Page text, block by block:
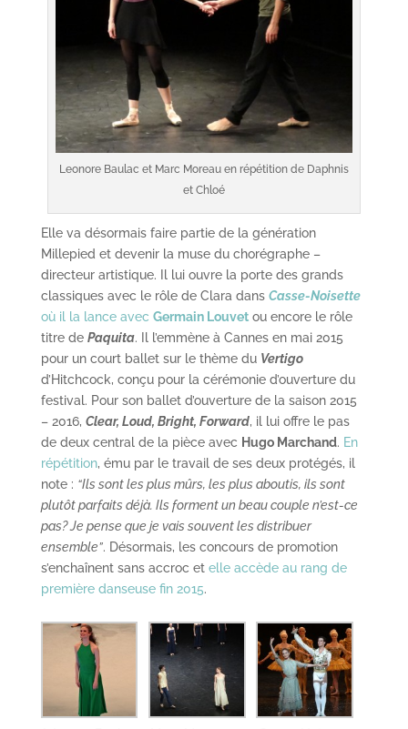
Leonore Baulac et Marc Moreau en répétition de Daphnis
et Chloé
Elle va désormais faire partie de la génération
Millepied et devenir la muse du chorégraphe –
directeur artistique. Il lui ouvre la porte des grands
classiques avec le rôle de Clara dans Casse-Noisette
où il la lance avec Germain Louvetou encore le rôle
titre de Paquita. Il l’emmène à Cannes en mai 2015
pour un court ballet sur le thème du Vertigo
d’Hitchcock, conçu pour la cérémonie d’ouverture du
festival. Pour son ballet d’ouverture de la saison 2015
– 2016, Clear, Loud, Bright, Forward, il lui offre le pas
de deux central de la pièce avec Hugo Marchand. En
répétition, ému par le travail de ses deux protégés, il
note : “Ils sont les plus mûrs, les plus aboutis, ils sont
plutôt parfaits déjà. Ils forment un beau couple n’est-ce
pas? Je pense que je vais souvent les distribuer
ensemble”. Désormais, les concours de promotion
s’enchaînent sans accroc et elle accède au rang de
première danseuse fin 2015.